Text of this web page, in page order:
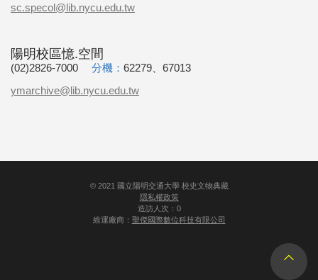
sc.specol@lib.nycu.edu.tw
陽明校區憶.空間
(02)2826-7000 分機： 62279、67013
ymarchive@lib.nycu.edu.tw
© 2021 國立陽明交通大學 校史文物典藏
隱私權政策
造訪人次：0
維運廠商： 聖傑國際數位科技有限公司